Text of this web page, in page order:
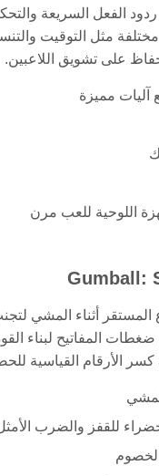
مثل التوقيت
على تشويق اللاعبين.
آليات مميزة
اللوحية للعب مرن
المستقر أثناء المشي
المفاتيح لبناء
الأرقام القياسية